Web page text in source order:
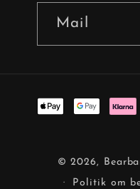
Mail
© 2026,
Politik om